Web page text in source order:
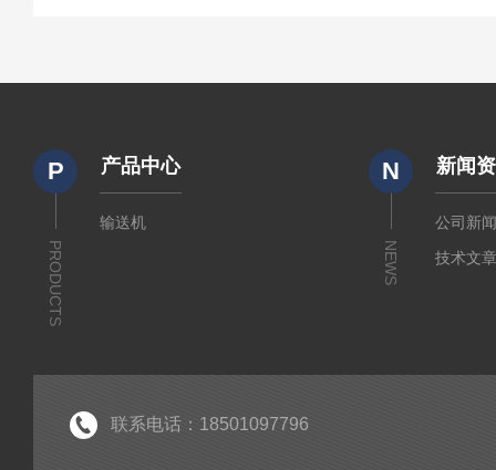
P
PRODUCTS
产品中心
输送机
N
NEWS
新闻
公司新
技术文
联系电话：18501097796